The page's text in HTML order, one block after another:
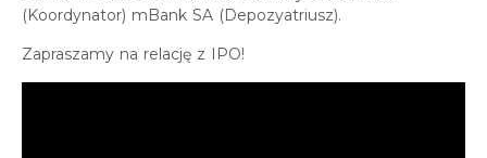
(Koordynator) mBank SA (Depozyatriusz).
Zapraszamy na relację z IPO!